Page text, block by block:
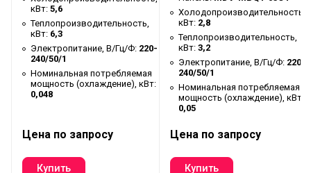
Гидравлические параметры
расход воды, м³/ч
Гидравлические параметры
испарителя
тип
Гидравлические параметры
испарителя
сопротивление,
кПа
испарителя
расход воды, м³/ч
Гидравлические параметры
диаметр труб, мм
кВт: 5,6
Теплопроизводительность,
кВт: 6,3
Электропитание, В/Гц/Ф: 220-
240/50/1
Номинальная потребляемая
мощность (охлаждение), кВт:
0,048
Цена по запросу
Холодопроизводительность,
кВт: 2,8
Теплопроизводительность,
кВт: 3,2
Электропитание, В/Гц/Ф: 220-
240/50/1
Номинальная потребляемая
мощность (охлаждение), кВт:
0,05
Цена по запросу